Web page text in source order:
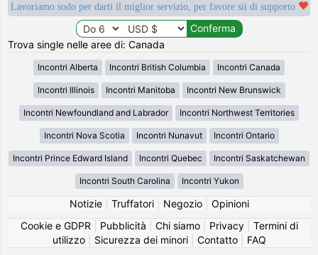
Lavoriamo sodo per darti il miglior servizio, per favore sii di supporto
Trova single nelle aree di: Canada
Incontri Alberta Incontri British Columbia Incontri Canada
Incontri Illinois Incontri Manitoba Incontri New Brunswick
Incontri Newfoundland and Labrador Incontri Northwest Territories
Incontri Nova Scotia Incontri Nunavut Incontri Ontario
Incontri Prince Edward Island Incontri Quebec Incontri Saskatchewan
Incontri South Carolina Incontri Yukon
Notizie| Truffatori| Negozio| Opinioni
Cookie e GDPR
Pubblicità Chi siamo| Privacy| Termini di
utilizzo| Sicurezza dei minori| Contatto| FAQ